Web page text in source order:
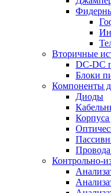
Вторичные
DC-DC
Блоки
Компоненты
Диоды
Контрольно-